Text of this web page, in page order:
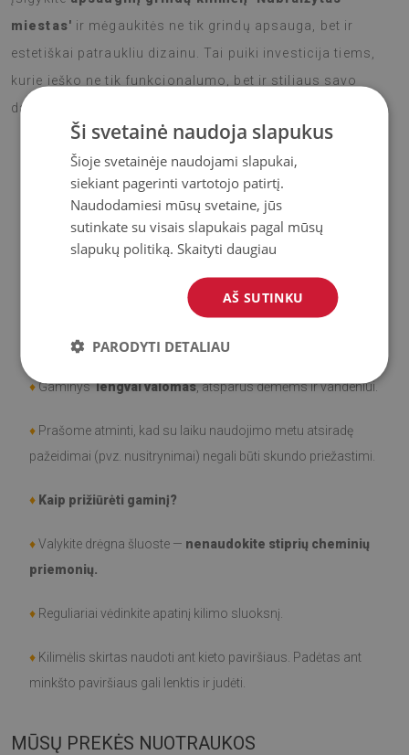
miestas' ir mėgaukitės ne tik grindų apsauga, bet ir
estetiškai patraukliu dizainu. Tai puiki investicija tiems,
kurie ieško ne tik funkcionalumo, bet ir stiliaus savo
darbo ar gyvenamojoje erdvėje.
Medžiaga: Vinilas padengtas PES tinkleliu.
Storis:1,6mm
Kilimainėra neslidūs;
♦Gaminyslengvai valomas, atsparus dėmėms ir vandeniui.
♦ Prašome atminti, kad su laiku naudojimo metu atsiradę
pažeidimai (pvz. nusitrynimai) negali būti skundo priežastimi.
♦ Kaip prižiūrėti gaminį?
♦Valykite drėgna šluoste — nenaudokite stiprių cheminių
priemonių.
♦ Reguliariai vėdinkite apatinį kilimo sluoksnį.
♦ Kilimėlis skirtas naudoti ant kieto paviršiaus. Padėtas ant
minkšto paviršiaus gali lenktis ir judėti.
MŪSŲ PREKĖS NUOTRAUKOS
Ši svetainė naudoja slapukus
Šioje svetainėje naudojami slapukai,
siekiant pagerinti vartotojo patirtį.
Naudodamiesi mūsų svetaine, jūs
sutinkate su visais slapukais pagal mūsų
slapukų politiką.Skaityti daugiau
AŠ SUTINKU
PARODYTI DETALIAU